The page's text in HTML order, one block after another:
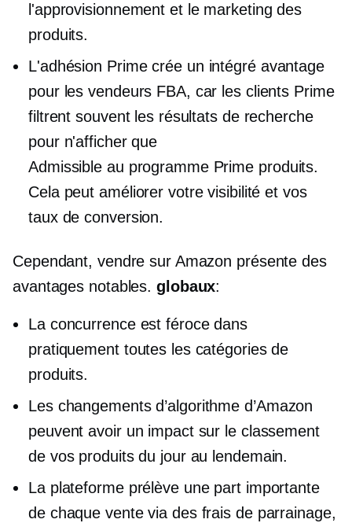
l'approvisionnement et le marketing des
produits.
L'adhésion Prime crée un intégréavantage
pour les vendeurs FBA, car les clients Prime
filtrent souvent les résultats de recherche
pour n'afficher que
Admissible au programme Prime produits.
Cela peut améliorer votre visibilité et vos
taux de conversion.
Cependant, vendre sur Amazon présente des
avantages notables. globaux:
La concurrence est féroce dans
pratiquement toutes les catégories de
produits.
Les changements d’algorithme d’Amazon
peuvent avoir un impact sur le classement
de vos produits du jour au lendemain.
La plateforme prélève une part importante
de chaque vente via des frais de parrainage,